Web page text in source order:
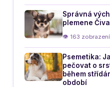
Správná
plemene
👁 163 zobrazení
Psemetika:
pečovat o
během
období